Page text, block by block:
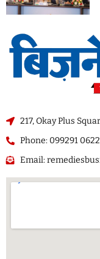
217, Okay Plus
Phone: 099291
Email: